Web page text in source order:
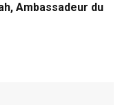
Ambassadeur du